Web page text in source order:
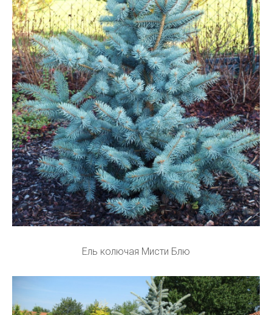
Ель колючая Мисти Блю